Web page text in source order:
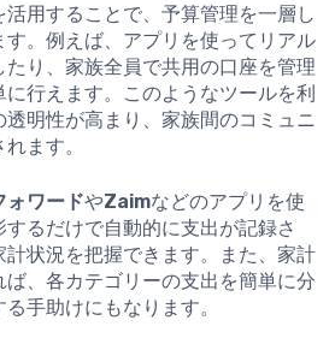
用することで、予算管理を一層し
。例えば、アプリを使ってリアル
たり、家族全員で共用の口座を管理
に行えます。このようなツールを利
明性が高まり、家族間のコミュニ
ます。
ォワードやZaimなどのアプリを使
るだけで自動的に支出が記録さ
状況を把握できます。また、家計
、各カテゴリーの支出を簡単に分
手助けにもなります。